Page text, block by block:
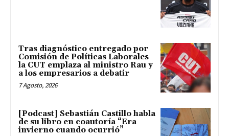
Tras diagnóstico entregado por
Comisión de Políticas Laborales
la CUT emplaza al ministro Rau y
a los empresarios a debatir
7 Agosto, 2026
[Podcast] Sebastián Castillo habla
de su libro en coautoría “Era
invierno cuando ocurrió”